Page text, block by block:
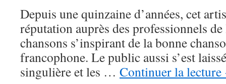
Depuis une quinzaine d’années, cet
réputation auprès des professionnels
chansons s’inspirant de la bonne
francophone. Le public aussi s’est
singulière et les … Continuer la lecture